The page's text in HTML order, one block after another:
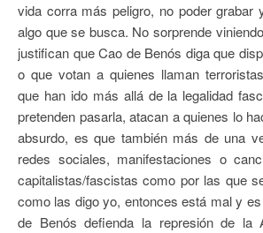
vida corra más peligro, no poder grabar
algo que se busca. No sorprende
justifican que Cao de Benós diga que
o que votan a quienes llaman
que han ido más allá de la legalidad
pretenden pasarla, atacan a quienes lo
absurdo, es que también más de una
redes sociales, manifestaciones o
capitalistas/fascistas como por las que
como las digo yo, entonces está mal y
de Benós defienda la represión de la